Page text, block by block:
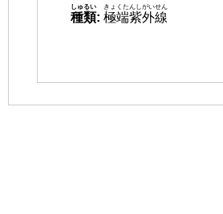
種類
しゅるい
: 極端紫外線
きょくたんしがいせん